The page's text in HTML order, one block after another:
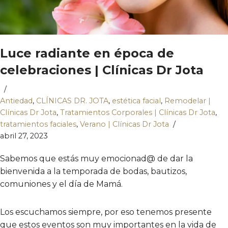
Luce radiante en época de
celebraciones | Clínicas Dr Jota
Antiedad, CLÍNICAS DR. JOTA, estética facial, Remodelar |
Clínicas Dr Jota, Tratamientos Corporales | Clínicas Dr Jota,
tratamientos faciales, Verano | Clínicas Dr Jota
abril 27, 2023
Sabemos que estás muy emocionad@ de dar la
bienvenida a la temporada de bodas, bautizos,
comuniones y el día de Mamá.
Los escuchamos siempre, por eso tenemos presente
que estos eventos son muy importantes en la vida de